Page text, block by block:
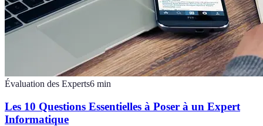
Évaluation des Experts6 min
Les 10 Questions Essentielles à Poser à un Expert
Informatique